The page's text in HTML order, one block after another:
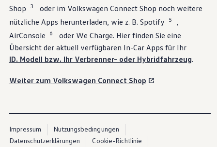
Connect
in wenigen
Schritten aktivieren
Shop
3 oder im Volkswagen ConnectShop noch weitere
nützliche Apps herunterladen, wie z. B. Spotify 5
,
AirConsole
6 oder We Charge. Hier finden Sie eine
Übersicht der aktuell verfügbaren In-Car Apps für Ihr
ID. Modell bzw. Ihr Verbrenner- oder Hybridfahrzeug.
Weiter zum Volkswagen Connect Shop
Impressum
Nutzungsbedingungen
Datenschutzerklärungen
Cookie-Richtlinie